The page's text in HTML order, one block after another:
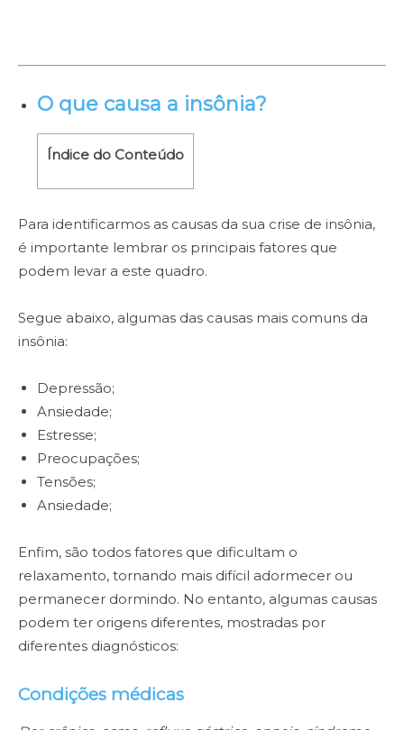
O que causa a insônia?
Índice do Conteúdo
Para identificarmos as causas da sua crise de insônia,
é importante lembrar os principais fatores que
podem levar a este quadro.
Segue abaixo, algumas das causas mais comuns da
insônia:
Depressão;
Ansiedade;
Estresse;
Preocupações;
Tensões;
Ansiedade;
Enfim, são todos fatores que dificultam o
relaxamento, tornando mais difícil adormecer ou
permanecer dormindo. No entanto, algumas causas
podem ter origens diferentes, mostradas por
diferentes diagnósticos:
Condições médicas